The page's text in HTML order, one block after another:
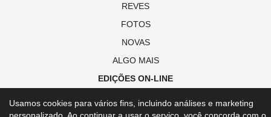
REVES
FOTOS
NOVAS
ALGO MAIS
EDIÇÕES ON-LINE
© Copyright 2021 Revista Revestrés
Usamos cookies para vários fins, incluindo análises e marketing